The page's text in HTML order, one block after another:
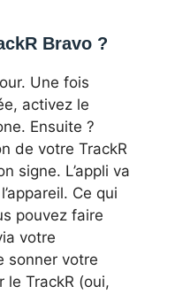
Bravo ?
Une fois
activez le
Ensuite ?
de votre TrackR
signe. L’appli va
Ce qui
pouvez faire
votre
sonner votre
le TrackR (oui,